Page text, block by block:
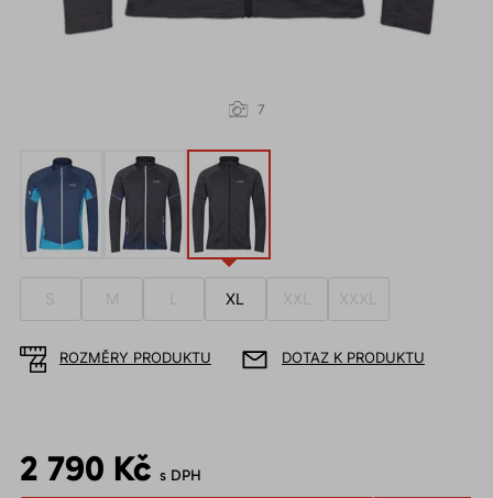
7
S M XL XXL XXXL
ROZMĚRY PRODUKTU DOTAZ K PRODUKTU
2 790 Kč s DPH